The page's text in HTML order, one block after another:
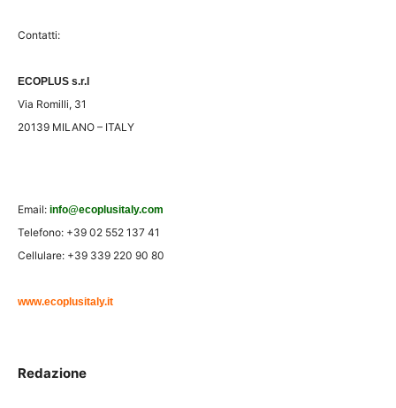
Contatti:
ECOPLUS s.r.l
Via Romilli, 31
20139 MILANO – ITALY
Email: info@ecoplusitaly.com
Telefono: +39 02 552 137 41
Cellulare: +39 339 220 90 80
www.ecoplusitaly.it
Redazione